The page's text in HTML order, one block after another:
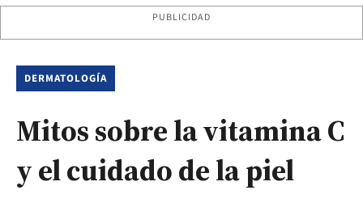
PUBLICIDAD
DERMATOLOGÍA
Mitos sobre la vitamina C
y el cuidado de la piel